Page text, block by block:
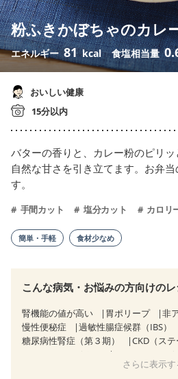
粉ふきかぼちゃのカレ
エネルギー 81 kcal 食塩相当量
おいしい健康
15分以内
バターの香りと、カレー粉のピリ
自然な甘さを引き立てます。お弁
す。
手間カット 塩分カット カロリ
簡単・手軽 食材少なめ
こんな病気・お悩みの方向けの
腎機能の値が高い 胃ポリープ
非
慢性便秘症
過敏性腸症候群（IBS）
糖尿病性腎症（第３期）
CKD（ステ
CKD（ステージ２）
CKD（ステージ
乳がん（抗がん剤治療中）
乳がん（
さらに表示す